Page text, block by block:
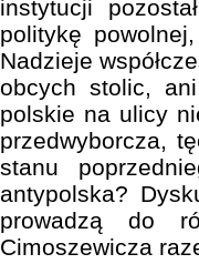
instytucji
politykę
Nadzieje
obcych stolic,
polskie na ulicy
przedwyborcza,
stanu
antypolska?
prowadzą do
Cimoszewicza